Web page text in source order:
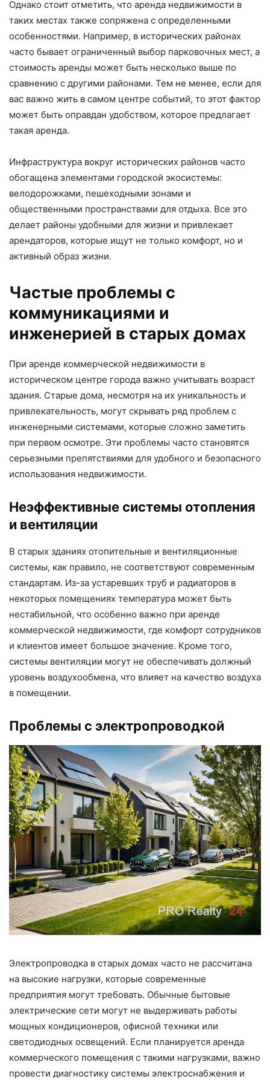
Однако стоит отметить, что аренда недвижимости в
таких местах также сопряжена с определенными
особенностями. Например, в исторических районах
часто бывает ограниченный выбор парковочных мест, а
стоимость аренды может быть несколько выше по
сравнению с другими районами. Тем не менее, если для
вас важно жить в самом центре событий, то этот фактор
может быть оправдан удобством, которое предлагает
такая аренда.
Инфраструктура вокруг исторических районов часто
обогащена элементами городской экосистемы:
велодорожками, пешеходными зонами и
общественными пространствами для отдыха. Все это
делает районы удобными для жизни и привлекает
арендаторов, которые ищут не только комфорт, но и
активный образ жизни.
Частые проблемы с
коммуникациями и
инженерией в старых домах
При аренде коммерческой недвижимости в
историческом центре города важно учитывать возраст
здания. Старые дома, несмотря на их уникальность и
привлекательность, могут скрывать ряд проблем с
инженерными системами, которые сложно заметить
при первом осмотре. Эти проблемы часто становятся
серьезными препятствиями для удобного и безопасного
использования недвижимости.
Неэффективные системы отопления
и вентиляции
В старых зданиях отопительные и вентиляционные
системы, как правило, не соответствуют современным
стандартам. Из-за устаревших труб и радиаторов в
некоторых помещениях температура может быть
нестабильной, что особенно важно при аренде
коммерческой недвижимости, где комфорт сотрудников
и клиентов имеет большое значение. Кроме того,
системы вентиляции могут не обеспечивать должный
уровень воздухообмена, что влияет на качество воздуха
в помещении.
Проблемы с электропроводкой
Электропроводка в старых домах часто не рассчитана
на высокие нагрузки, которые современные
предприятия могут требовать. Обычные бытовые
электрические сети могут не выдерживать работы
мощных кондиционеров, офисной техники или
светодиодных освещений. Если планируется аренда
коммерческого помещения с такими нагрузками, важно
провести диагностику системы электроснабжения и